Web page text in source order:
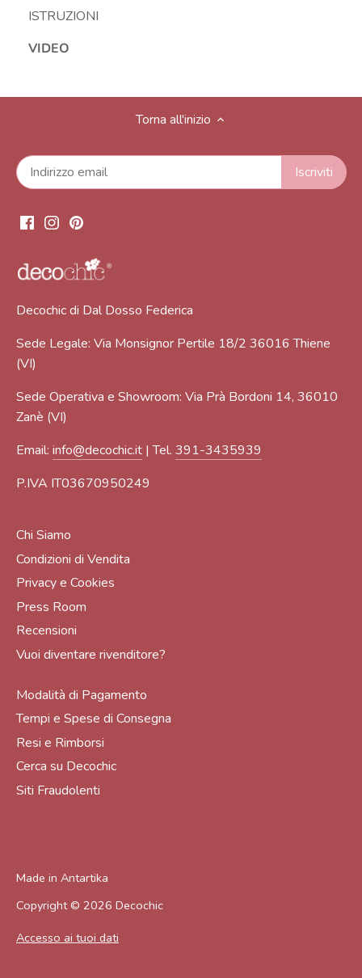
ISTRUZIONI
VIDEO
Torna all'inizio
Decochic di Dal Dosso Federica
Sede Legale: Via Monsignor Pertile 18/2 36016 Thiene
(VI)
Sede Operativa e Showroom: Via Prà Bordoni 14, 36010
Zanè (VI)
Email: info@decochic.it | Tel. 391-3435939
P.IVA IT03670950249
Chi Siamo
Condizioni di Vendita
Privacy e Cookies
Press Room
Recensioni
Vuoi diventare rivenditore?
Modalità di Pagamento
Tempi e Spese di Consegna
Resi e Rimborsi
Cerca su Decochic
Siti Fraudolenti
Made in Antartika
Copyright © 2026 Decochic
Accesso ai tuoi dati